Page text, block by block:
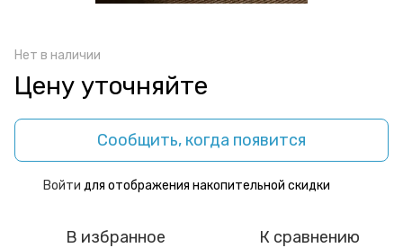
Нет в наличии
Цену уточняйте
Сообщить, когда появится
Войти для отображения накопительной скидки
В избранное К сравнению